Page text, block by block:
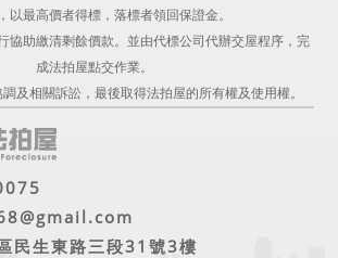
以最高價者得標，落標者領回保證金。
協助繳清剩餘價款。並由代標公司代辦交屋程序，完
成法拍屋點交作業。
及相關訴訟，最後取得法拍屋的所有權及使用權。
民生東路三段31號3樓